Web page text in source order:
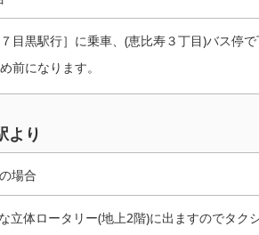
黒駅行］に乗車、(恵比寿３丁目)バス停で
前になります。
より
場合
体ロータリー(地上2階)に出ますのでタク